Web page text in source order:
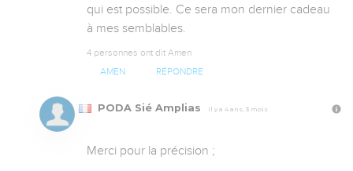
qui est possible. Ce sera mon dernier cadeau
à mes semblables.
4 personnes ont dit Amen
AMEN RÉPONDRE
PODA Sié Amplias Il y a 4 ans, 3 mois
Merci pour la précision ;